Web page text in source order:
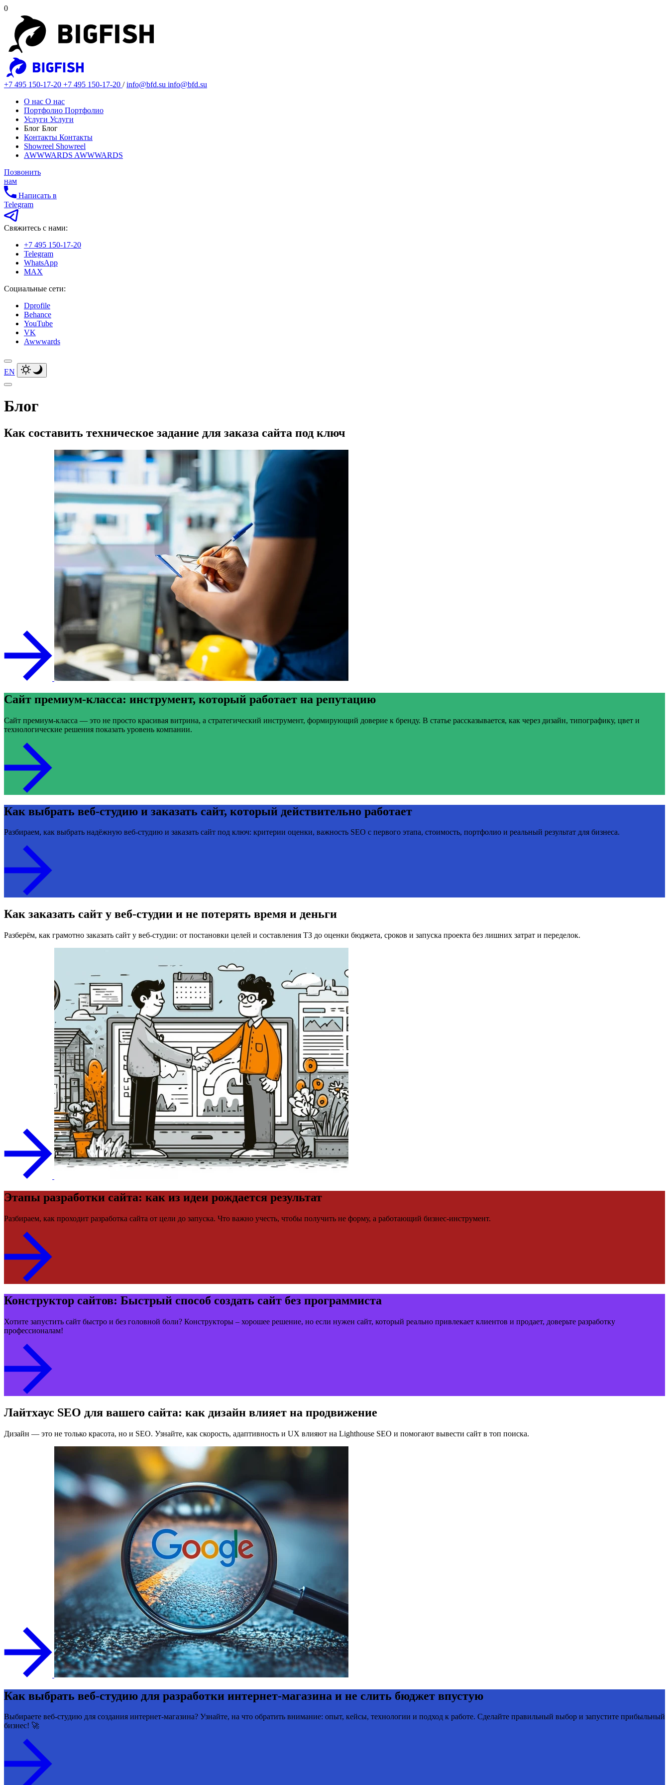
0
+7 495 150-17-20 +7 495 150-17-20 /info@bfd.su info@bfd.su
О нас О нас
Портфолио Портфолио
Услуги Услуги
Блог Блог
Контакты Контакты
Showreel Showreel
AWWWARDS AWWWARDS
Позвонить
нам
Написать в
Telegram
Свяжитесь с нами:
+7 495 150-17-20
Telegram
WhatsApp
MAX
Социальные сети:
Dprofile
Behance
YouTube
VK
Awwwards
EN
Блог
Как составить техническое задание для заказа сайта под ключ
Сайт премиум-класса: инструмент, который работает на репутацию
Сайт премиум-класса — это не просто красивая витрина, а стратегический инструмент, формирующий доверие к бренду. В статье рассказывается, как через дизайн, типографику, цвет и
технологические решения показать уровень компании.
Как выбрать веб-студию и заказать сайт, который действительно работает
Разбираем, как выбрать надёжную веб-студию и заказать сайт под ключ: критерии оценки, важность SEO с первого этапа, стоимость, портфолио и реальный результат для бизнеса.
Как заказать сайт у веб-студии и не потерять время и деньги
Разберём, как грамотно заказать сайт у веб-студии: от постановки целей и составления ТЗ до оценки бюджета, сроков и запуска проекта без лишних затрат и переделок.
Этапы разработки сайта: как из идеи рождается результат
Разбираем, как проходит разработка сайта от цели до запуска. Что важно учесть, чтобы получить не форму, а работающий бизнес-инструмент.
Конструктор сайтов: Быстрый способ создать сайт без программиста
Хотите запустить сайт быстро и без головной боли? Конструкторы – хорошее решение, но если нужен сайт, который реально привлекает клиентов и продает, доверьте разработку
профессионалам!
Лайтхаус SEO для вашего сайта: как дизайн влияет на продвижение
Дизайн — это не только красота, но и SEO. Узнайте, как скорость, адаптивность и UX влияют на Lighthouse SEO и помогают вывести сайт в топ поиска.
Как выбрать веб-студию для разработки интернет-магазина и не слить бюджет впустую
Выбираете веб-студию для создания интернет-магазина? Узнайте, на что обратить внимание: опыт, кейсы, технологии и подход к работе. Сделайте правильный выбор и запустите прибыльный
бизнес! 🚀